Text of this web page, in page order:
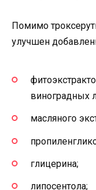
Помимо
улучшен
виноградных
масляного
глицерина;
липосентола;